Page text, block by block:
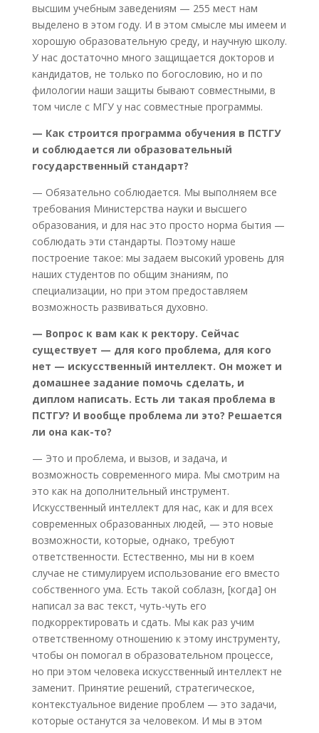
высшим учебным заведениям — 255 мест нам
выделено в этом году. И в этом смысле мы имеем и
хорошую образовательную среду, и научную школу.
У нас достаточно много защищается докторов и
кандидатов, не только по богословию, но и по
филологии наши защиты бывают совместными, в
том числе с МГУ у нас совместные программы.
— Как строится программа обучения в ПСТГУ
и соблюдается ли образовательный
государственный стандарт?
— Обязательно соблюдается. Мы выполняем все
требования Министерства науки и высшего
образования, и для нас это просто норма бытия —
соблюдать эти стандарты. Поэтому наше
построение такое: мы задаем высокий уровень для
наших студентов по общим знаниям, по
специализации, но при этом предоставляем
возможность развиваться духовно.
— Вопрос к вам как к ректору. Сейчас
существует — для кого проблема, для кого
нет — искусственный интеллект. Он может и
домашнее задание помочь сделать, и
диплом написать. Есть ли такая проблема в
ПСТГУ? И вообще проблема ли это? Решается
ли она как-то?
— Это и проблема, и вызов, и задача, и
возможность современного мира. Мы смотрим на
это как на дополнительный инструмент.
Искусственный интеллект для нас, как и для всех
современных образованных людей, — это новые
возможности, которые, однако, требуют
ответственности. Естественно, мы ни в коем
случае не стимулируем использование его вместо
собственного ума. Есть такой соблазн, [когда] он
написал за вас текст, чуть-чуть его
подкорректировать и сдать. Мы как раз учим
ответственному отношению к этому инструменту,
чтобы он помогал в образовательном процессе,
но при этом человека искусственный интеллект не
заменит. Принятие решений, стратегическое,
контекстуальное видение проблем — это задачи,
которые останутся за человеком. И мы в этом